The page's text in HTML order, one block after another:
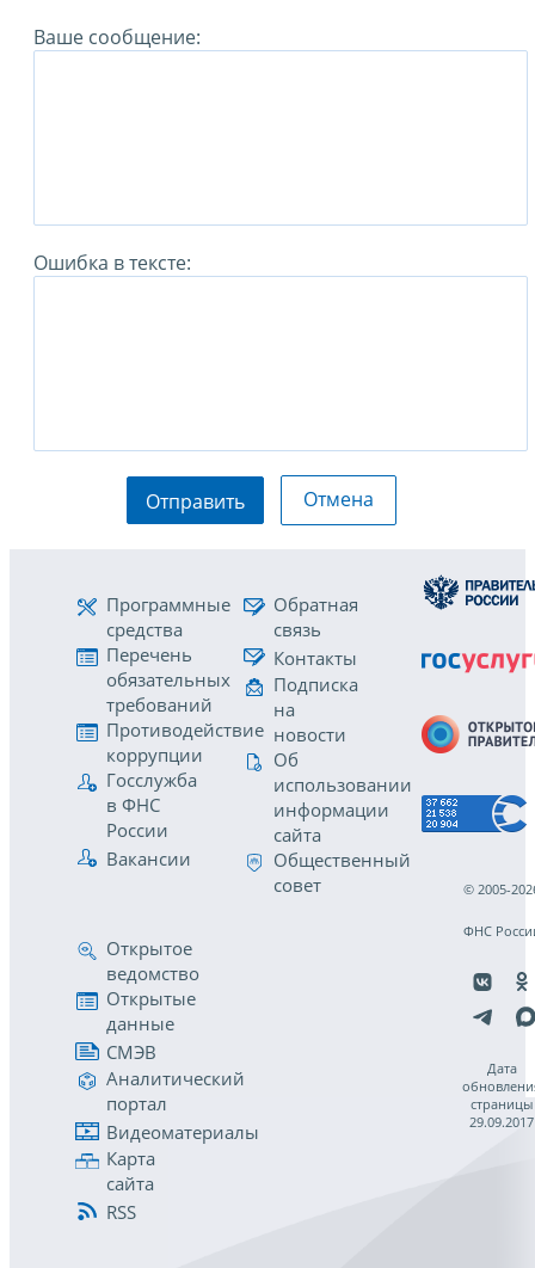
Ваше сообщение:
Ошибка в тексте:
Отправить Отмена
Программные
средства
Перечень
обязательных
требований
Противодействие
коррупции
Госслужба
в ФНС
России
Вакансии
Обратная
связь
Контакты
Подписка
на
новости
Об
использовании
информации
сайта
Общественный
совет
Открытое
ведомство
Открытые
данные
СМЭВ
Аналитический
портал
Видеоматериалы
Карта
сайта
RSS
© 2005-
ФНС
Дата
страницы
29.09.2017